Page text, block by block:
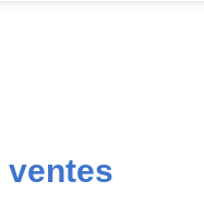
ventes